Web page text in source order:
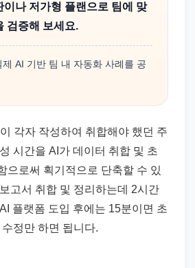
이나 저가형 플랜으로 팀에 맞
검증해 보세요.
AI 기반 팀 내 자동화 사례를 공
각자 작성하여 취합해야 했던 주
시간을 AI가 데이터 취합 및 초
으로써 획기적으로 단축할 수 있
고서 취합 및 정리하는데 2시간
플랫폼 도입 후에는 15분이면 초
정만 하면 됩니다.